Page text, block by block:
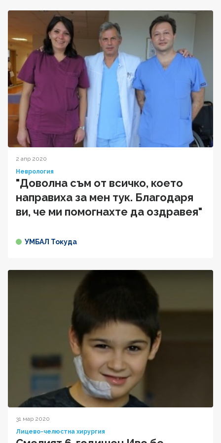
2 апр 2020
Неврология
"Доволна съм от всичко, което
направиха за мен тук. Благодаря
ви, че ми помогнахте да оздравея"
УМБАЛ Токуда
31 мар 2020
Лицево-челюстна хирургия